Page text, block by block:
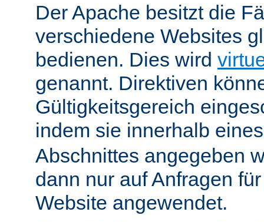
Der Apache besitzt die
verschiedene Websites
bedienen. Dies wird
genannt. Direktiven
Gültigkeitsgereich
indem sie innerhalb
Abschnittes angegeben
dann nur auf Anfragen
Website angewendet.